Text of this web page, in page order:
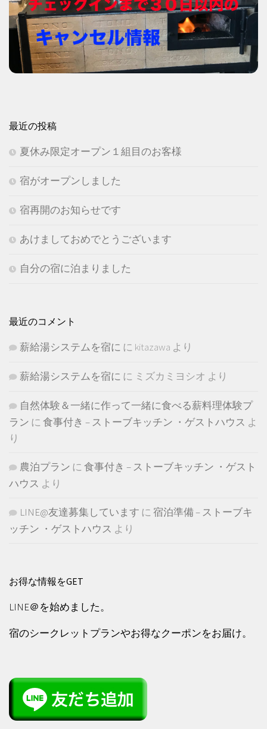
最近の投稿
夏休み限定オープン１組目のお客様
宿がオープンしました
宿再開のお知らせです
あけましておめでとうございます
自分の宿に泊まりました
最近のコメント
薪給湯システムを宿に に kitazawa より
薪給湯システムを宿に に ミズカミヨシオ より
自然体験＆一緒に作って一緒に食べる薪料理体験プ
ラン に 食事付き – ストーブキッチン ・ゲストハウス よ
り
農泊プラン に 食事付き – ストーブキッチン ・ゲスト
ハウス より
LINE@友達募集しています に 宿泊準備 – ストーブキ
ッチン ・ゲストハウス より
お得な情報をGET
LINE＠を始めました。
宿のシークレットプランやお得なクーポンをお届け。